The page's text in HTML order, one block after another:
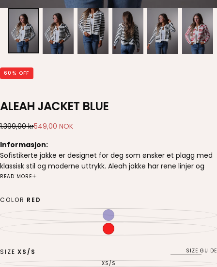
60 % OFF
ALEAH JACKET BLUE
549,00
Regular
1.399,00 krSale
549,00 NOK
Informasjon:
Sofistikerte jakke er designet for deg som ønsker et plagg med
klassisk stil og moderne uttrykk. Aleah jakke har rene linjer og
kvalitetsmaterialer gir jakken et gjennomført og elegant
striper, lommer og gullknapper.
Passform:
Modellen er 172cm høy og har på en XS/S
Størrelsesguide - centimeter
Dette er en generell størrelsesguide for hvilken størrelse du skal
velge, ikke basert på akkurat denne varen.
READ MORE
COLOR RED
NAVY
VARIANT
SOLD
OUT
OR
UNAVAILABLE
RED
VARIANT
SOLD
SIZE XS/S
SIZE GUIDE
XS/SVARIANT